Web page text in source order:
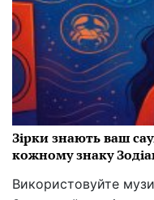
Зірки знають ваш
кожному знаку
Використовуйте